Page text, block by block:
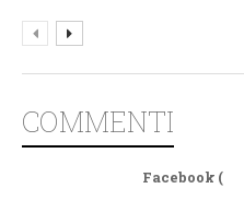
COMMENTI
Facebook (